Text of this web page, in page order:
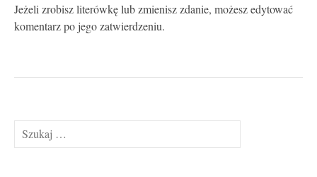
Jeżeli zrobisz literówkę lub zmienisz zdanie, możesz edytować
komentarz po jego zatwierdzeniu.
Szukaj: